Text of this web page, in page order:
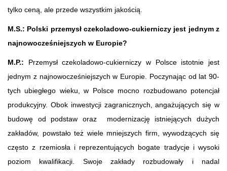
tylko ceną, ale przede wszystkim jakością.
M.S.: Polski przemysł czekoladowo-cukierniczy jest jednym z
najnowocześniejszych w Europie?
M.P.: Przemysł czekoladowo-cukierniczy w Polsce istotnie jest
jednym z najnowocześniejszych w Europie. Poczynając od lat 90-
tych ubiegłego wieku, w Polsce mocno rozbudowano potencjał
produkcyjny. Obok inwestycji zagranicznych, angażujących się w
budowę od podstaw oraz modernizację istniejących dużych
zakładów, powstało też wiele mniejszych firm, wywodzących się
często z rzemiosła i reprezentujących bogate tradycje i wysoki
poziom kwalifikacji. Swoje zakłady rozbudowały i nadal